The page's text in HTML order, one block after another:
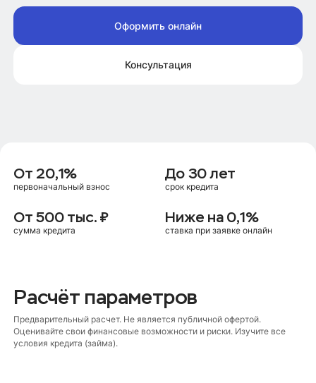
Оформить онлайн
Консультация
От 20,1%
первоначальный взнос
До 30 лет
срок кредита
От 500 тыс. ₽
сумма кредита
Ниже на 0,1%
ставка при заявке онлайн
Расчёт параметров
Предварительный расчет. Не является публичной офертой.
Оценивайте свои финансовые возможности и риски. Изучите все
условия кредита (займа).